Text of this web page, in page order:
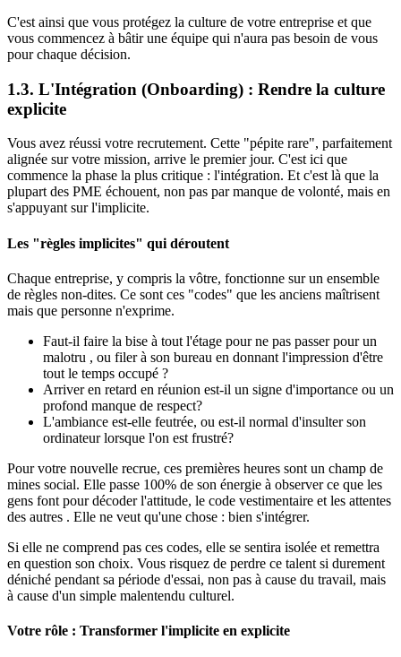
C'est ainsi que vous protégez la culture de votre entreprise et que
vous commencez à bâtir une équipe qui n'aura pas besoin de vous
pour chaque décision.
1.3. L'Intégration (Onboarding) : Rendre la culture
explicite
Vous avez réussi votre recrutement. Cette "pépite rare", parfaitement
alignée sur votre mission, arrive le premier jour. C'est ici que
commence la phase la plus critique : l'intégration. Et c'est là que la
plupart des PME échouent, non pas par manque de volonté, mais en
s'appuyant sur l'implicite.
Les "règles implicites" qui déroutent
Chaque entreprise, y compris la vôtre, fonctionne sur un ensemble
de règles non-dites. Ce sont ces "codes" que les anciens maîtrisent
mais que personne n'exprime.
Faut-il faire la bise à tout l'étage pour ne pas passer pour un
malotru , ou filer à son bureau en donnant l'impression d'être
tout le temps occupé ?
Arriver en retard en réunion est-il un signe d'importance ou un
profond manque de respect?
L'ambiance est-elle feutrée, ou est-il normal d'insulter son
ordinateur lorsque l'on est frustré?
Pour votre nouvelle recrue, ces premières heures sont un champ de
mines social. Elle passe 100% de son énergie à observer ce que les
gens font pour décoder l'attitude, le code vestimentaire et les attentes
des autres . Elle ne veut qu'une chose : bien s'intégrer.
Si elle ne comprend pas ces codes, elle se sentira isolée et remettra
en question son choix. Vous risquez de perdre ce talent si durement
déniché pendant sa période d'essai, non pas à cause du travail, mais
à cause d'un simple malentendu culturel.
Votre rôle : Transformer l'implicite en explicite